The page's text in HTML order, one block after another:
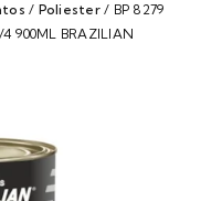
/ Poliester/ BP 8279
4 900ML BRAZILIAN